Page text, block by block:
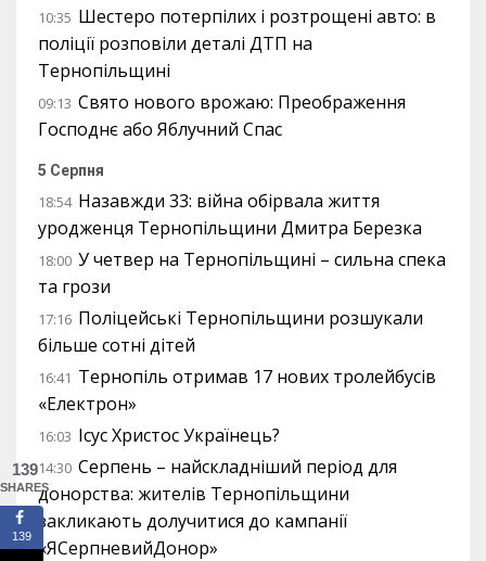
10:35 Шестеро потерпілих і розтрощені авто: в
поліції розповіли деталі ДТП на
Тернопільщині
09:13 Свято нового врожаю: Преображення
Господнє або Яблучний Спас
5 Серпня
18:54 Назавжди 33: війна обірвала життя
уродженця Тернопільщини Дмитра Березка
18:00 У четвер на Тернопільщині – сильна спека
та грози
17:16 Поліцейські Тернопільщини розшукали
більше сотні дітей
16:41 Тернопіль отримав 17 нових тролейбусів
«Електрон»
16:03 Ісус Христос Українець?
14:30 Серпень – найскладніший період для
донорства: жителів Тернопільщини
закликають долучитися до кампанії
«ЯСерпневийДонор»
139
SHARES
139